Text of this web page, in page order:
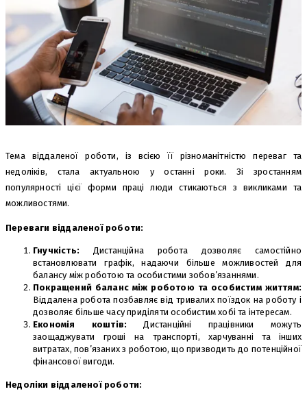
Тема віддаленої роботи, із всією її різноманітністю переваг та
недоліків, стала актуальною у останні роки. Зі зростанням
популярності цієї форми праці люди стикаються з викликами та
можливостями.
Переваги віддаленої роботи:
Гнучкість: Дистанційна робота дозволяє самостійно
встановлювати графік, надаючи більше можливостей для
балансу між роботою та особистими зобов’язаннями.
Покращений баланс між роботою та особистим життям:
Віддалена робота позбавляє від тривалих поїздок на роботу і
дозволяє більше часу приділяти особистим хобі та інтересам.
Економія коштів: Дистанційні працівники можуть
заощаджувати гроші на транспорті, харчуванні та інших
витратах, пов’язаних з роботою, що призводить до потенційної
фінансової вигоди.
Недоліки віддаленої роботи: